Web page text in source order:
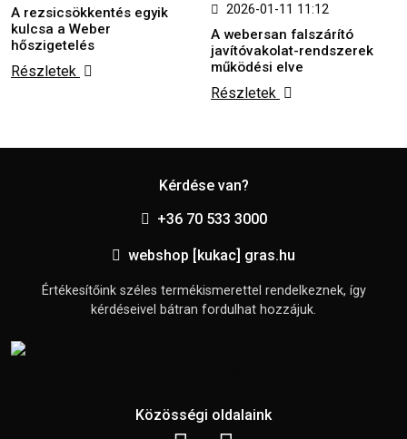
A rezsicsökkentés egyik
kulcsa a Weber
hőszigetelés
Részletek
2026-01-11 11:12
A webersan falszárító
javítóvakolat-rendszerek
működési elve
Részletek
Kérdése van?
+36 70 533 3000
webshop [kukac] gras.hu
Értékesítőink széles termékismerettel rendelkeznek, így
kérdéseivel bátran fordulhat hozzájuk.
Közösségi oldalaink